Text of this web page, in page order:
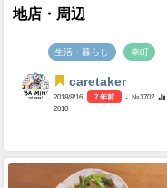
地店・周辺
生活・暮らし 幸町
caretaker
2018/8/16 7 年前
- №3702
2010